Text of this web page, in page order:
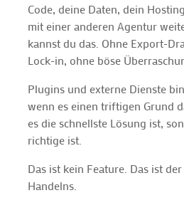
Code, deine Daten, dein
mit einer anderen Agentur
kannst du das. Ohne Export-
Lock-in, ohne böse
Plugins und externe Dienste
wenn es einen triftigen Grund
es die schnellste Lösung ist,
richtige ist.
Das ist kein Feature. Das ist
Handelns.